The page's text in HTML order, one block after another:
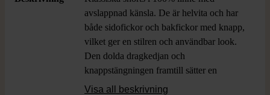
avslappnad känsla. De är helvita och har
både sidofickor och bakfickor med knapp,
vilket ger en stilren och användbar look.
Den dolda dragkedjan och
knappstängningen framtill sätter en
modern ton och materialet gör dem luftiga
Visa all beskrivning